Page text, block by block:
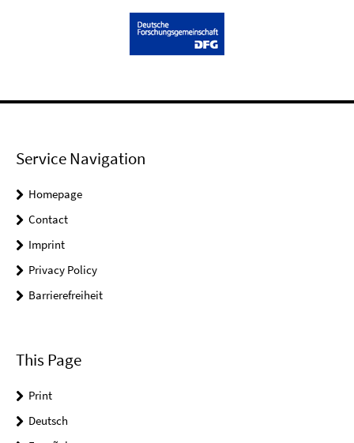
Service Navigation
Homepage
Contact
Imprint
Privacy Policy
Barrierefreiheit
This Page
Print
Deutsch